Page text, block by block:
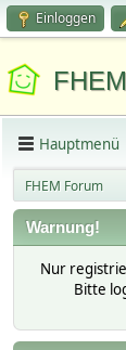
Einloggen
Hauptmenü
FHEM Forum
Warnung!
Nur
Bitte